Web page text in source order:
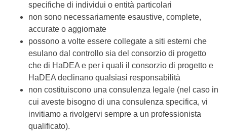
specifiche di individui o entità particolari
non sono necessariamente esaustive, complete,
accurate o aggiornate
possono a volte essere collegate a siti esterni che
esulano dal controllo sia del consorzio di progetto
che di HaDEA e per i quali il consorzio di progetto e
HaDEA declinano qualsiasi responsabilità
non costituiscono una consulenza legale (nel caso in
cui aveste bisogno di una consulenza specifica, vi
invitiamo a rivolgervi sempre a un professionista
qualificato).